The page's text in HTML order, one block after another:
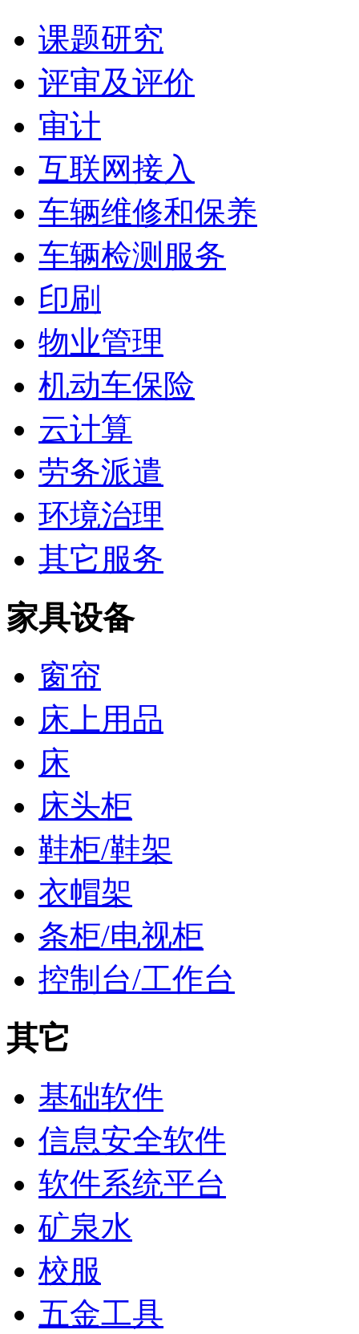
课题研究
评审及评价
审计
互联网接入
车辆维修和保养
车辆检测服务
印刷
物业管理
机动车保险
云计算
劳务派遣
环境治理
其它服务
家具设备
窗帘
床上用品
床
床头柜
鞋柜/鞋架
衣帽架
条柜/电视柜
控制台/工作台
其它
基础软件
信息安全软件
软件系统平台
矿泉水
校服
五金工具